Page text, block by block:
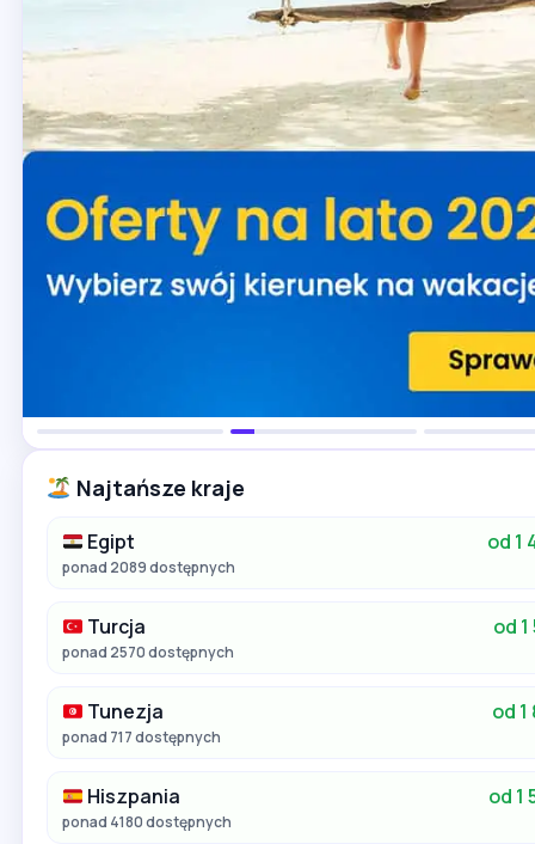
Najtańsze kraje
Egipt od 1
ponad 2089 dostępnych
Turcja od 1
ponad 2570 dostępnych
Tunezja od 1
ponad 717 dostępnych
Hiszpania od 1
ponad 4180 dostępnych